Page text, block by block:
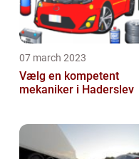
07 march 2023
Vælg en kompetent
mekaniker i Haderslev